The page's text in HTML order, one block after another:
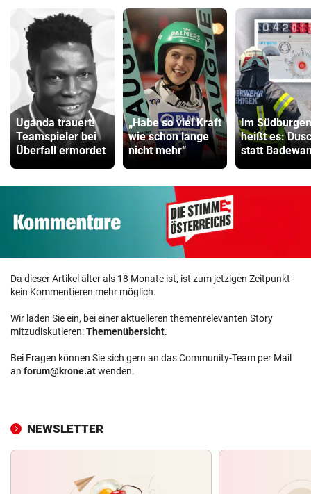
Uganda trauert!
Teamspieler bei
Überfall ermordet
„Habe so viel Kraft
wie schon lange
nicht mehr“
Im
heißt es:
statt
Da dieser Artikel älter als 18 Monate ist, ist zum jetzigen Zeitpunkt
kein Kommentieren mehr möglich.
Wir laden Sie ein, bei einer aktuelleren themenrelevanten Story
mitzudiskutieren:Themenübersicht.
Bei Fragen können Sie sich gern an das Community-Team per Mail
an forum@krone.atwenden.
NEWSLETTER